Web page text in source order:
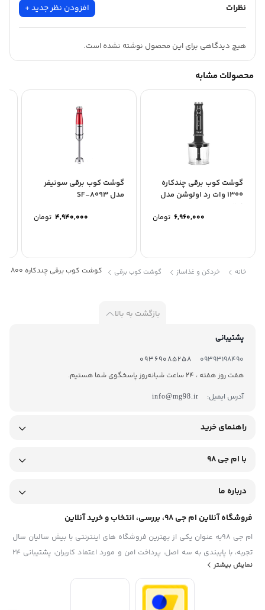
نظرات افزودن نظر جدید +
هیچ دیدگاهی برای این محصول نوشته نشده است.
محصولات مشابه
گوشت کوب برقی چندکاره
1300 وات رد اولوشن مدل
6,960,000 تومان
گوشت کوب برقی سونیفر
مدل SF-8093
4,940,000 تومان
خانه خردکن و غذاساز گوشت کوب برقی گوشت کوب برقی چندکاره 800 وات عرشیا مدل 2303-8046
بازگشت به بالا
پشتیبانی
09393198490
09369085258
هفت روز هفته ، 24 ساعت شبانه‌روز پاسخگوی شما هستیم.
آدرس ایمیل:
info@mg98.ir
راهنمای خرید
با ام جی 98
درباره ما
فروشگاه آنلاین ام جی 98، بررسی، انتخاب و خرید آنلاین
ام جی 98به عنوان یکی از بهترین فروشگاه های اینترنتی با بیش سالیان سال
تجربه، با پایبندی به سه اصل، پرداخت امن و مورد اعتماد کاربران، پشتیبانی 24
ساعته و تضمین اصل‌بودن کالا موفق شده تا همگام با فروشگاه‌های معتبر
ایران، به یکی از بهترین فروشگاه اینترنتی ایران تبدیل شود. به محض ورود به
سایت ام جی 98 با دنیایی از کالا رو به رو می‌شوید! هر آنچه که نیاز دارید و به
نمایش بیشتر